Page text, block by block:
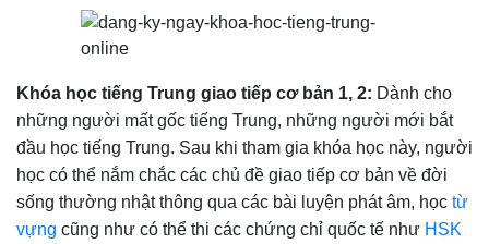
Khóa học tiếng Trung giao tiếp cơ bản 1, 2: Dành cho
những người mất gốc tiếng Trung, những người mới bắt
đầu học tiếng Trung. Sau khi tham gia khóa học này, người
học có thể nắm chắc các chủ đề giao tiếp cơ bản về đời
sống thường nhật thông qua các bài luyện phát âm, học từ
vựng cũng như có thể thi các chứng chỉ quốc tế như HSK